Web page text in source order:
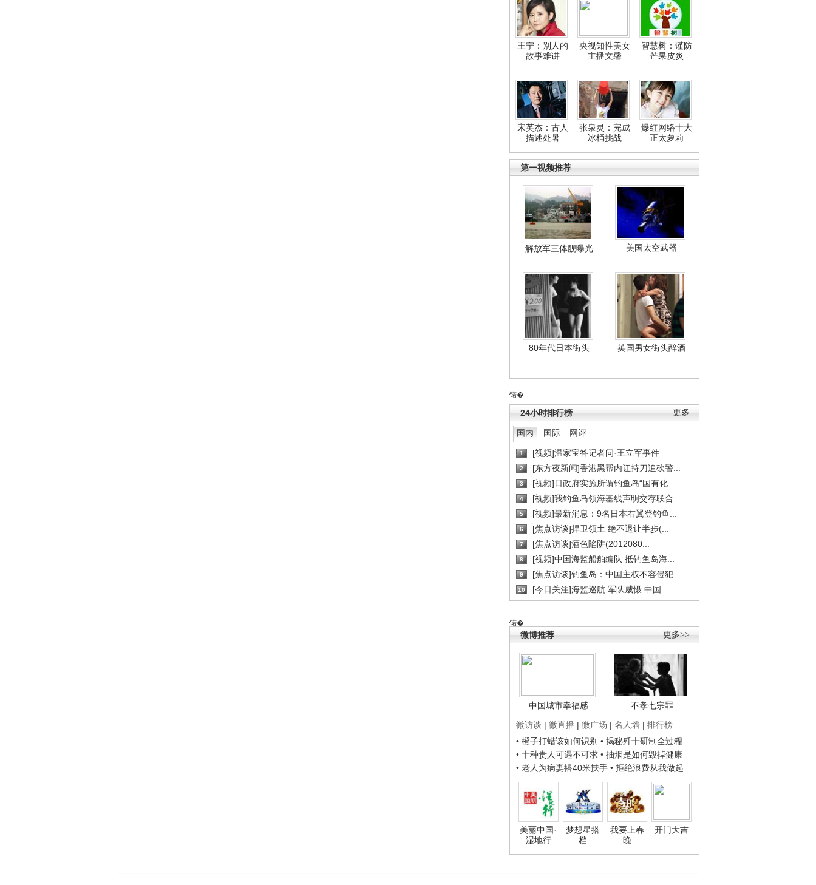
王宁：别人的
故事难讲
央视知性美女
主播文馨
智慧树：谨防
芒果皮炎
宋英杰：古人
描述处暑
张泉灵：完成
冰桶挑战
爆红网络十大
正太萝莉
第一视频推荐
解放军三体舰曝光 美国太空武器
80年代日本街头 英国男女街头醉酒
锘�
更多
24小时排行榜
国内 国际 网评
1 [视频]温家宝答记者问·王立军事件
2 [东方夜新闻]香港黑帮内讧持刀追砍警...
3 [视频]日政府实施所谓钓鱼岛“国有化...
4 [视频]我钓鱼岛领海基线声明交存联合...
5 [视频]最新消息：9名日本右翼登钓鱼...
6 [焦点访谈]捍卫领土 绝不退让半步(...
7 [焦点访谈]酒色陷阱(2012080...
8 [视频]中国海监船舶编队 抵钓鱼岛海...
9 [焦点访谈]钓鱼岛：中国主权不容侵犯...
10 [今日关注]海监巡航 军队威慑 中国...
锘�
更多>>
微博推荐
中国城市幸福感
不孝七宗罪
微访谈 | 微直播 | 微广场 | 名人墙 | 排行榜
• 橙子打蜡该如何识别 • 揭秘歼十研制全过程
• 十种贵人可遇不可求 • 抽烟是如何毁掉健康
• 老人为病妻搭40米扶手 • 拒绝浪费从我做起
美丽中国·
湿地行
梦想星搭
档
我要上春
晚
开门大吉